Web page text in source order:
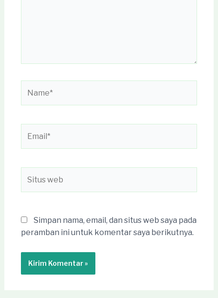
web
Simpan nama, email, dan situs web saya pada
peramban ini untuk komentar saya berikutnya.